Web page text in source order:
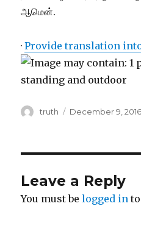
ஆமென்.
·Provide translation
Author
truth
Posted
December 9, 2016
Leave a Reply
You must belogged in